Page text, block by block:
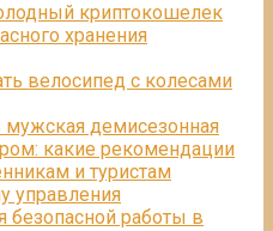
криптокошелек
хранения
велосипед с колесами
мужская демисезонная
какие рекомендации
и туристам
управления
безопасной работы в